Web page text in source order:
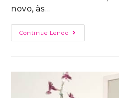
novo, às…
Continue Lendo